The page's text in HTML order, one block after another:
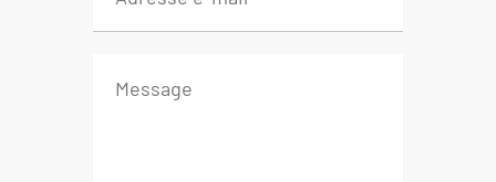
--Seconde maison-- (actuellement
octobre 2025)